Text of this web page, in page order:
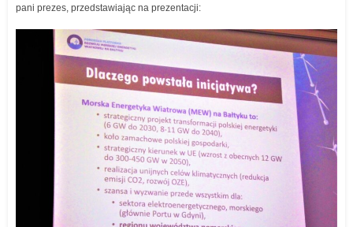
pani prezes, przedstawiając na prezentacji: